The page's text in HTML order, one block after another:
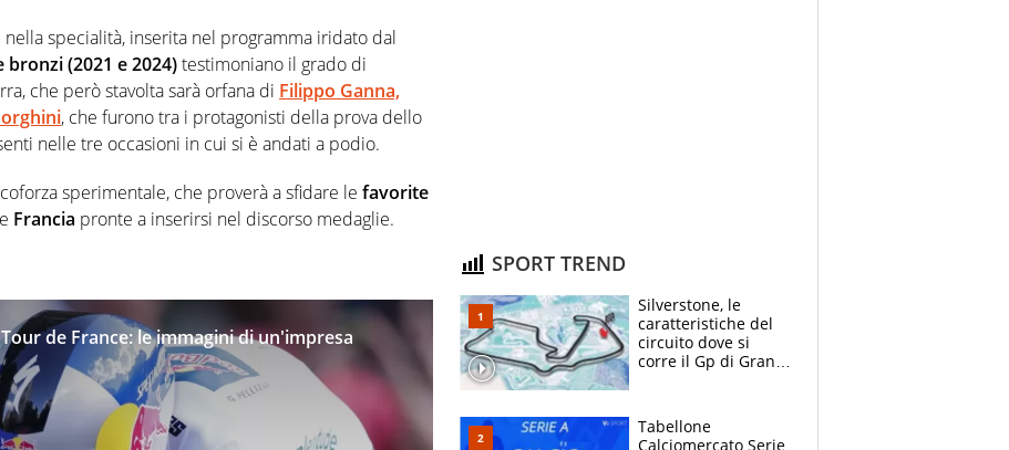
nella specialità, inserita nel programma iridato dal
(2021 e 2024)testimoniano il grado di
che però stavolta sarà orfana di Filippo Ganna,
, che furono tra i protagonisti della prova dello
nelle tre occasioni in cui si è andati a podio.
sperimentale, che proverà a sfidare le favorite
e Francia pronte a inserirsi nel discorso medaglie.
de France: le immagini di un'impresa
SPORT TREND
Silverstone, le
caratteristiche del
circuito dove si
corre il Gp di Gran
Tabellone
Calciomercato Serie